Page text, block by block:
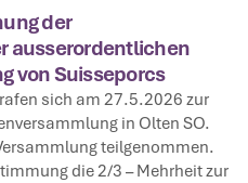
der
ausserordentlichen
von Suisseporcs
sich am 27.5.2026 zur
in Olten SO.
teilgenommen.
die 2/3 – Mehrheit zur